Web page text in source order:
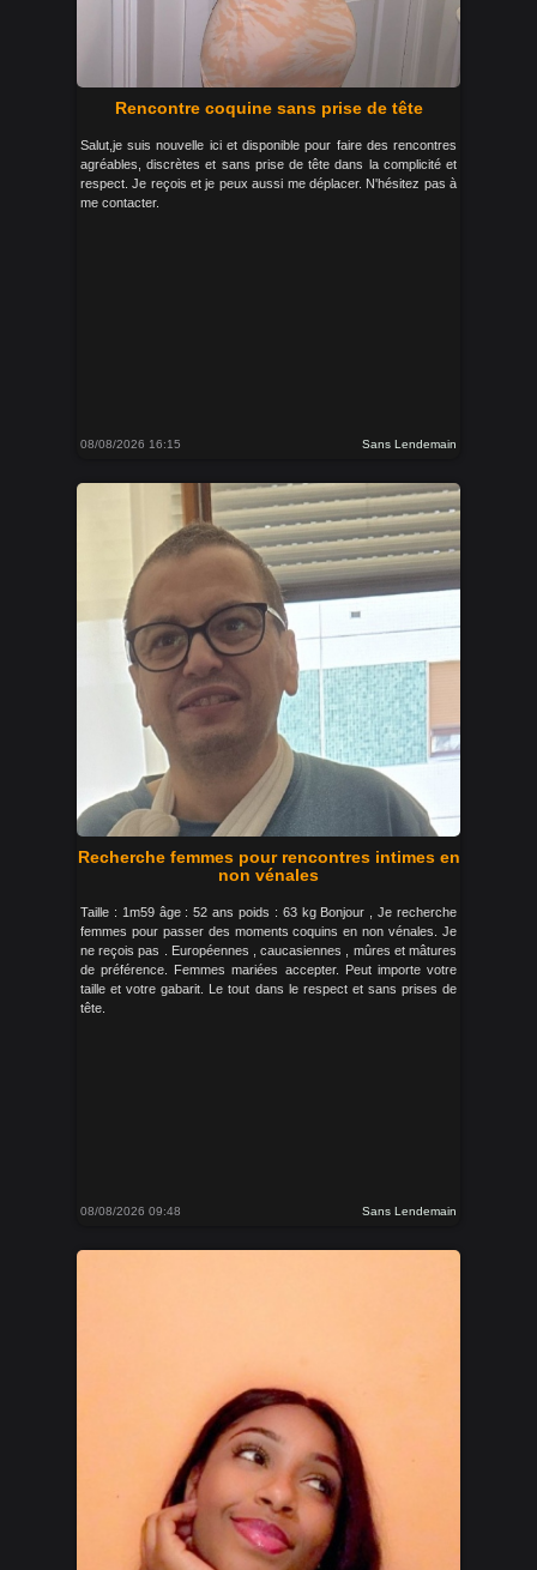
Rencontre coquine sans prise de tête
Salut,je suis nouvelle ici et disponible pour faire des rencontres
agréables, discrètes et sans prise de tête dans la complicité et
respect. Je reçois et je peux aussi me déplacer. N'hésitez pas à
me contacter.
08/08/2026 16:15 Sans Lendemain
Recherche femmes pour rencontres intimes en
non vénales
Taille : 1m59 âge : 52 ans poids : 63 kg Bonjour , Je recherche
femmes pour passer des moments coquins en non vénales. Je
ne reçois pas . Européennes , caucasiennes , mûres et mâtures
de préférence. Femmes mariées accepter. Peut importe votre
taille et votre gabarit. Le tout dans le respect et sans prises de
tête.
08/08/2026 09:48 Sans Lendemain